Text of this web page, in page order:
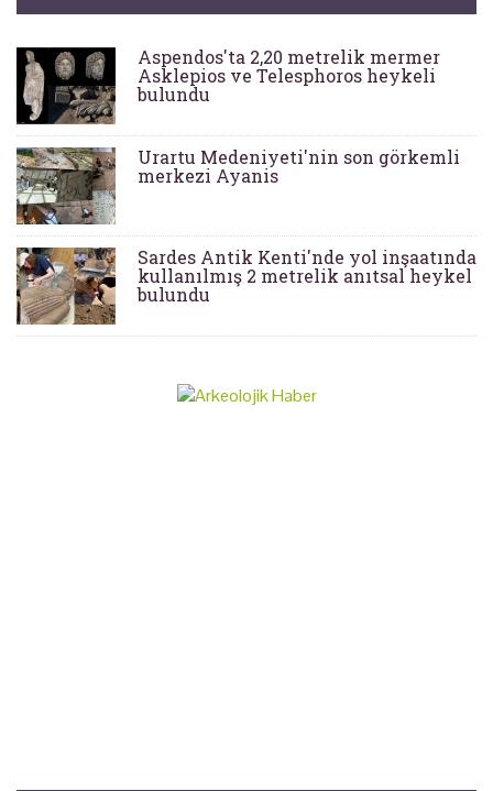
Aspendos'ta 2,20 metrelik mermer
Asklepios ve Telesphoros heykeli
bulundu
Urartu Medeniyeti'nin son görkemli
merkezi Ayanis
Sardes Antik Kenti'nde yol inşaatında
kullanılmış 2 metrelik anıtsal heykel
bulundu